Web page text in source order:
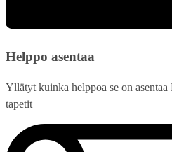
Helppo asentaa
Yllätyt kuinka helppoa se on
tapetit